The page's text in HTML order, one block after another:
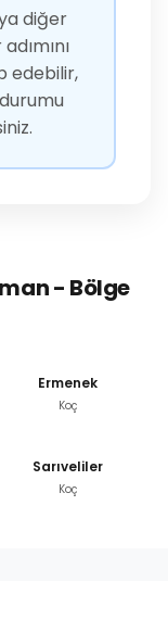
diğer
edebilir,
- Bölge
Ermenek
Koç
Sarıveliler
Koç